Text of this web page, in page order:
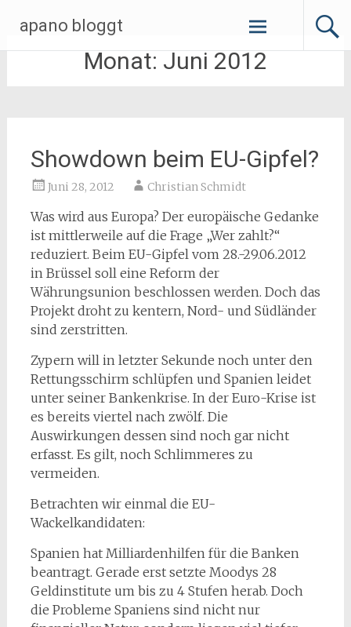
Inhalt
springen
apano bloggt
Monat: Juni 2012
Showdown beim EU-Gipfel?
Juni 28, 2012 Christian Schmidt
Was wird aus Europa? Der europäische Gedanke
ist mittlerweile auf die Frage „Wer zahlt?“
reduziert. Beim EU-Gipfel vom 28.-29.06.2012
in Brüssel soll eine Reform der
Währungsunion beschlossen werden. Doch das
Projekt droht zu kentern, Nord- und Südländer
sind zerstritten.
Zypern will in letzter Sekunde noch unter den
Rettungsschirm schlüpfen und Spanien leidet
unter seiner Bankenkrise. In der Euro-Krise ist
es bereits viertel nach zwölf. Die
Auswirkungen dessen sind noch gar nicht
erfasst. Es gilt, noch Schlimmeres zu
vermeiden.
Betrachten wir einmal die EU-
Wackelkandidaten:
Spanien hat Milliardenhilfen für die Banken
beantragt. Gerade erst setzte Moodys 28
Geldinstitute um bis zu 4 Stufen herab. Doch
die Probleme Spaniens sind nicht nur